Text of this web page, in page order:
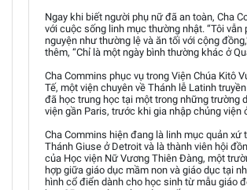
Ngay khi biết người phụ nữ đã an toàn, Cha
với cuộc sống linh mục thường nhật. “Tôi vẫn
nguyện như thường lệ và ăn tối với cộng
thêm, “Chỉ là một ngày bình thường khác ở
Cha Commins phục vụ trong Viện Chúa Kitô
Tế, một viện chuyên về Thánh lễ Latinh
đã học trung học tại một trong những trường
viện gần Paris, trước khi gia nhập chủng viện
Cha Commins hiện đang là linh mục quản xứ
Thánh Giuse ở Detroit và là thành viên hội
của Học viện Nữ Vương Thiên Đàng, một
hợp giữa giáo dục mầm non và giáo dục tại
hình cổ điển dành cho học sinh từ mẫu giáo